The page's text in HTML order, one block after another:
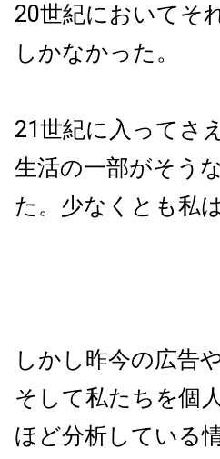
20世紀においてそ
しかなかった。
21世紀に入ってさ
生活の一部がそう
た。少なくとも私
しかし昨今の広告
そして私たちを個
ほど分析している